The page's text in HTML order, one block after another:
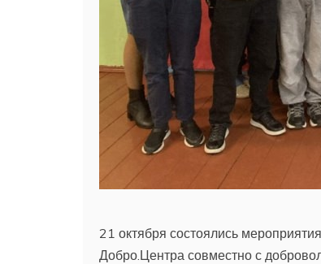
21 октября состоялись
Добро.Центра совместно с